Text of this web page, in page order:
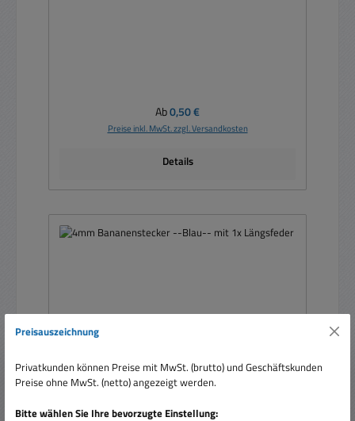
Regulärer Preis:
Ab0,50 €
Preise inkl. MwSt. zzgl. Versandkosten
Details
Preisauszeichnung
Privatkunden können Preise mit MwSt. (brutto) und Geschäftskunden
Preise ohne MwSt. (netto) angezeigt werden.
Bitte wählen Sie Ihre bevorzugte Einstellung: